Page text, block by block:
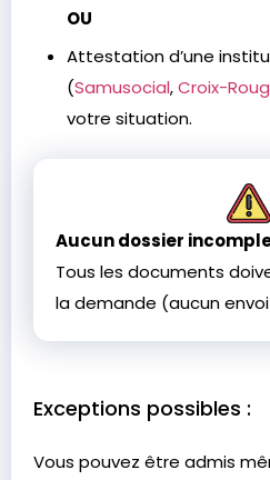
OU
Attestation d’une
(Samusocial,Croix-
votre situation.
Aucun dossier
Tous les documents
la demande (aucun
Exceptions possibles :
Vous pouvez être admis